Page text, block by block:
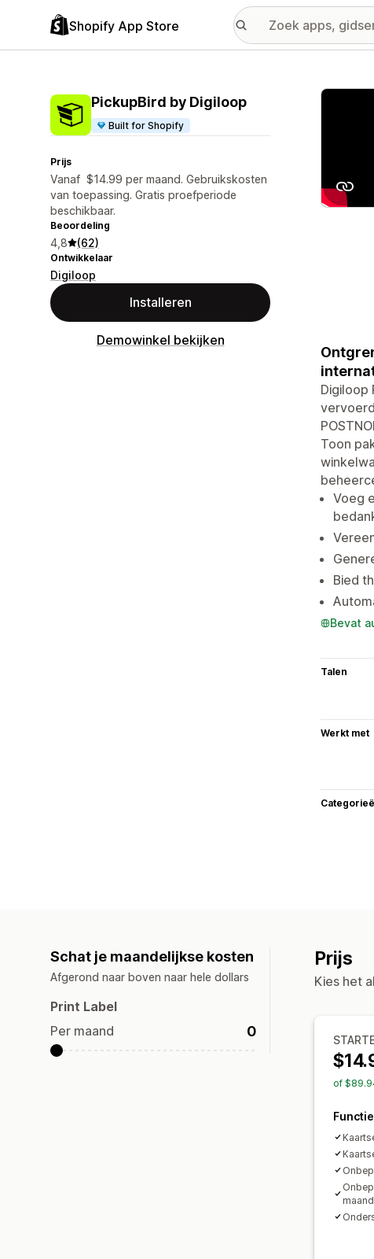
Shopify App Store
PickupBird by Digiloop
Built for Shopify
Prijs
Vanaf $14.99 per maand. Gebruikskosten
van toepassing. Gratis proefperiode
beschikbaar.
Beoordeling
4,8 (62)
Ontwikkelaar
Digiloop
Installeren
Demowinkel bekijken
Galerij
Digiloop
Toon
Voeg
Bied
Bevat
Talen
Werkt met
Schat je maandelijkse kosten
Afgerond naar boven naar hele dollars
Print Label
Per maand
0
Prijs
Kies het
of
maand